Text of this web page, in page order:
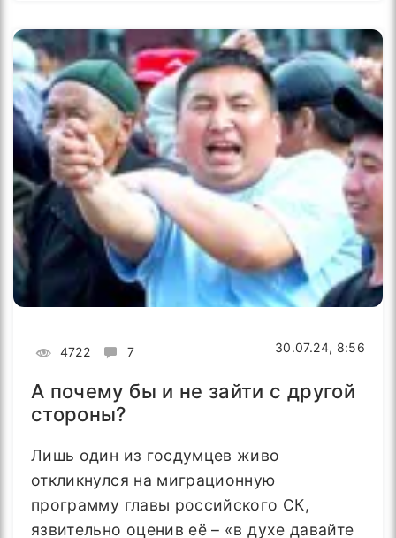
4722 7 30.07.24, 8:56
А почему бы и не зайти с другой
стороны?
Лишь один из госдумцев живо
откликнулся на миграционную
программу главы российского СК,
язвительно оценив её – «в духе давайте